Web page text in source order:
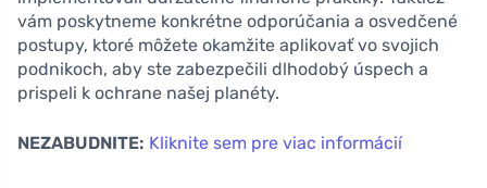
vám poskytneme konkrétne odporúčania a osvedčené
postupy, ktoré môžete okamžite aplikovať vo svojich
podnikoch, aby ste zabezpečili dlhodobý úspech a
prispeli k ochrane našej planéty.
NEZABUDNITE: Kliknite sem pre viac informácií